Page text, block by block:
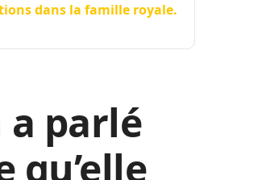
dans la famille royale.
parlé
qu’elle